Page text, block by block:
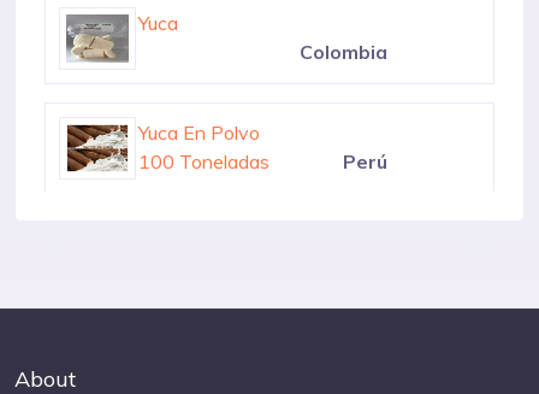
Yuca En Polvo
About